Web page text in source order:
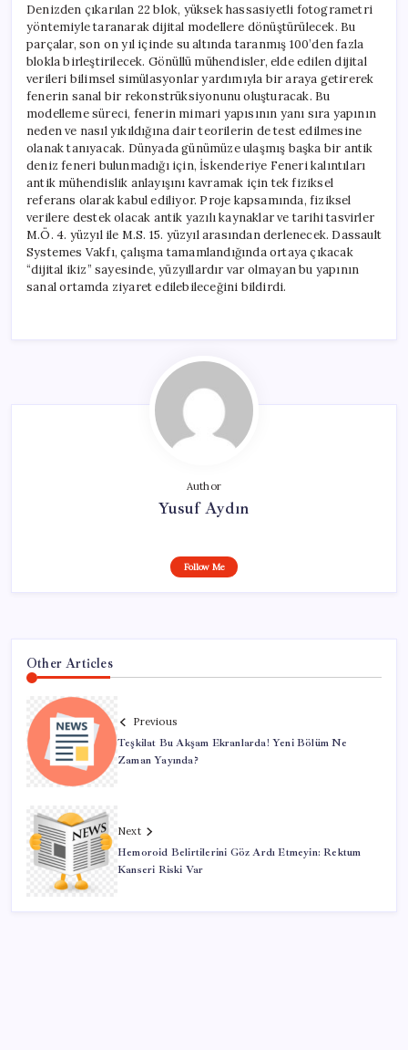
Denizden çıkarılan 22 blok, yüksek hassasiyetli fotogrametri
yöntemiyle taranarak dijital modellere dönüştürülecek. Bu
parçalar, son on yıl içinde su altında taranmış 100’den fazla
blokla birleştirilecek. Gönüllü mühendisler, elde edilen dijital
verileri bilimsel simülasyonlar yardımıyla bir araya getirerek
fenerin sanal bir rekonstrüksiyonunu oluşturacak. Bu
modelleme süreci, fenerin mimari yapısının yanı sıra yapının
neden ve nasıl yıkıldığına dair teorilerin de test edilmesine
olanak tanıyacak. Dünyada günümüze ulaşmış başka bir antik
deniz feneri bulunmadığı için, İskenderiye Feneri kalıntıları
antik mühendislik anlayışını kavramak için tek fiziksel
referans olarak kabul ediliyor. Proje kapsamında, fiziksel
verilere destek olacak antik yazılı kaynaklar ve tarihi tasvirler
M.Ö. 4. yüzyıl ile M.S. 15. yüzyıl arasından derlenecek. Dassault
Systemes Vakfı, çalışma tamamlandığında ortaya çıkacak
“dijital ikiz” sayesinde, yüzyıllardır var olmayan bu yapının
sanal ortamda ziyaret edilebileceğini bildirdi.
Author
Yusuf Aydın
Follow Me
Other Articles
Previous
Teşkilat Bu Akşam Ekranlarda! Yeni Bölüm Ne
Zaman Yayında?
Next
Hemoroid Belirtilerini Göz Ardı Etmeyin: Rektum
Kanseri Riski Var